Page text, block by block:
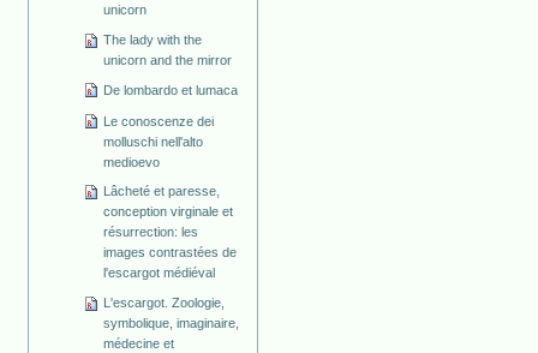
unicorn
The lady with the
unicorn and the mirror
De lombardo et lumaca
Le conoscenze dei
molluschi nell'alto
medioevo
Lâcheté et paresse,
conception virginale et
résurrection: les
images contrastées de
l'escargot médiéval
L'escargot. Zoologie,
symbolique, imaginaire,
médecine et